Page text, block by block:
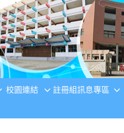
校園連結 註冊組訊息專區